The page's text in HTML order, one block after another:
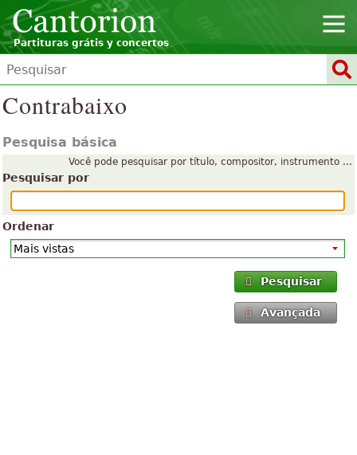
Partituras grátis y concertos
Contrabaixo
Pesquisa básica
Você pode pesquisar por título, compositor, instrumento ...
Pesquisar por
Ordenar
Pesquisar
Avançada